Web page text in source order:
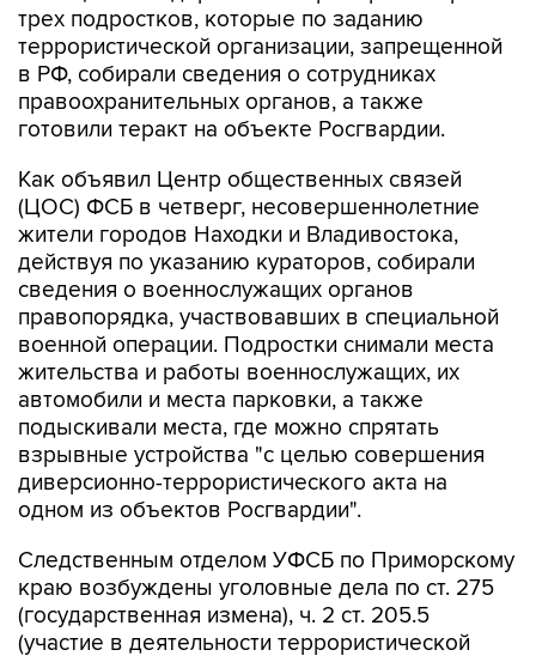
в РФ, собирали сведения о сотрудниках
правоохранительных органов, а также
готовили теракт на объекте Росгвардии.
Как объявил Центр общественных связей
жители городов Находки и Владивостока,
действуя по указанию кураторов, собирали
сведения о военнослужащих органов
правопорядка, участвовавших в специальной
военной операции. Подростки снимали места
жительства и работы военнослужащих, их
автомобили и места парковки, а также
подыскивали места, где можно спрятать
взрывные устройства "с целью совершения
диверсионно-террористического акта на
одном из объектов Росгвардии".
Следственным отделом УФСБ по Приморскому
(государственная измена), ч. 2 ст. 205.5
(участие в деятельности террористической
организации) УК РФ.